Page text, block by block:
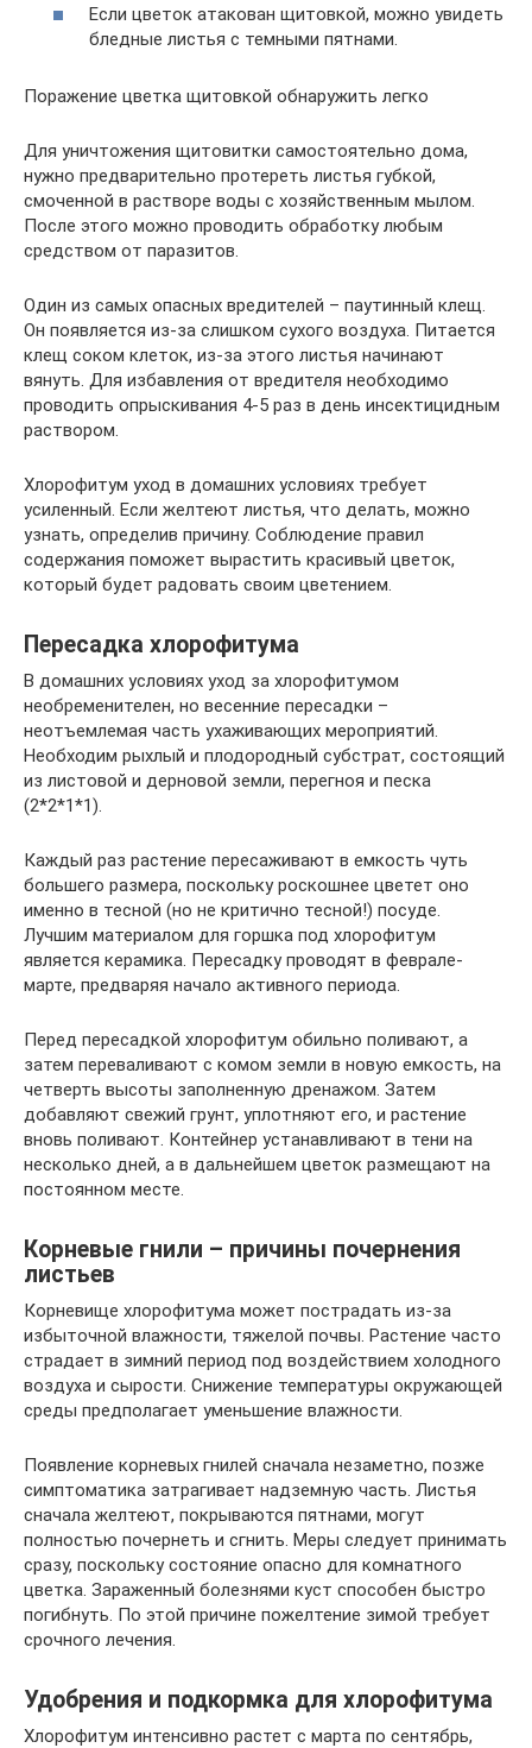
Если цветок атакован щитовкой, можно увидеть
бледные листья с темными пятнами.
Поражение цветка щитовкой обнаружить легко
Для уничтожения щитовитки самостоятельно дома,
нужно предварительно протереть листья губкой,
смоченной в растворе воды с хозяйственным мылом.
После этого можно проводить обработку любым
средством от паразитов.
Один из самых опасных вредителей – паутинный клещ.
Он появляется из-за слишком сухого воздуха. Питается
клещ соком клеток, из-за этого листья начинают
вянуть. Для избавления от вредителя необходимо
проводить опрыскивания 4-5 раз в день инсектицидным
раствором.
Хлорофитум уход в домашних условиях требует
усиленный. Если желтеют листья, что делать, можно
узнать, определив причину. Соблюдение правил
содержания поможет вырастить красивый цветок,
который будет радовать своим цветением.
Пересадка хлорофитума
В домашних условиях уход за хлорофитумом
необременителен, но весенние пересадки –
неотъемлемая часть ухаживающих мероприятий.
Необходим рыхлый и плодородный субстрат, состоящий
из листовой и дерновой земли, перегноя и песка
(2*2*1*1).
Каждый раз растение пересаживают в емкость чуть
большего размера, поскольку роскошнее цветет оно
именно в тесной (но не критично тесной!) посуде.
Лучшим материалом для горшка под хлорофитум
является керамика. Пересадку проводят в феврале-
марте, предваряя начало активного периода.
Перед пересадкой хлорофитум обильно поливают, а
затем переваливают с комом земли в новую емкость, на
четверть высоты заполненную дренажом. Затем
добавляют свежий грунт, уплотняют его, и растение
вновь поливают. Контейнер устанавливают в тени на
несколько дней, а в дальнейшем цветок размещают на
постоянном месте.
Корневые гнили – причины почернения
листьев
Корневище хлорофитума может пострадать из-за
избыточной влажности, тяжелой почвы. Растение часто
страдает в зимний период под воздействием холодного
воздуха и сырости. Снижение температуры окружающей
среды предполагает уменьшение влажности.
Появление корневых гнилей сначала незаметно, позже
симптоматика затрагивает надземную часть. Листья
сначала желтеют, покрываются пятнами, могут
полностью почернеть и сгнить. Меры следует принимать
сразу, поскольку состояние опасно для комнатного
цветка. Зараженный болезнями куст способен быстро
погибнуть. По этой причине пожелтение зимой требует
срочного лечения.
Удобрения и подкормка для хлорофитума
Хлорофитум интенсивно растет с марта по сентябрь,